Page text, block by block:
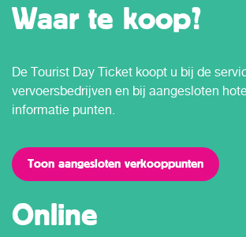
Waar te koop?
De Tourist Day Ticket koopt u bij de
vervoersbedrijven en bij aangesloten
informatie punten.
Toon aangesloten verkooppunten
Online